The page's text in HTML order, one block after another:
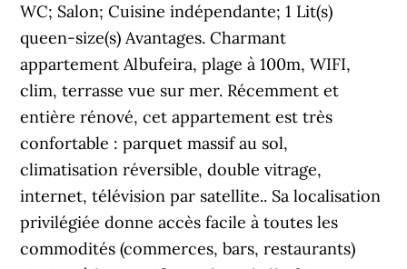
WC; Salon; Cuisine indépendante; 1 Lit(s)
queen-size(s) Avantages. Charmant
appartement Albufeira, plage à 100m, WIFI,
clim, terrasse vue sur mer. Récemment et
entière rénové, cet appartement est très
confortable : parquet massif au sol,
climatisation réversible, double vitrage,
internet, télévision par satellite.. Sa localisation
privilégiée donne accès facile à toutes les
commodités (commerces, bars, restaurants)